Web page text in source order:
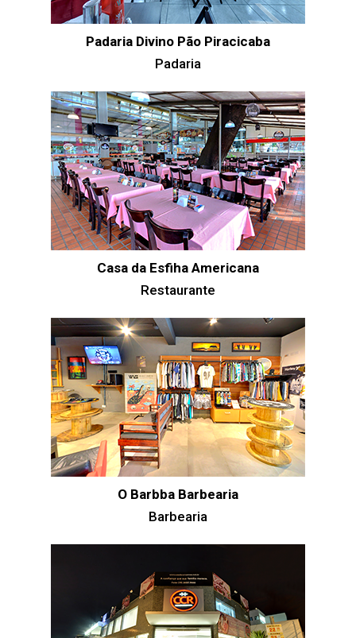
Padaria Divino Pão Piracicaba
Padaria
Casa da Esfiha Americana
Restaurante
O Barbba Barbearia
Barbearia